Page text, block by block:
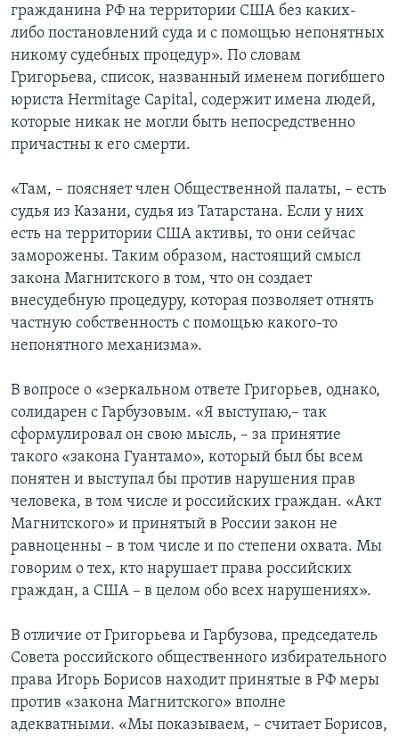
гражданина РФ на территории США без каких-
либо постановлений суда и с помощью непонятных
никому судебных процедур». По словам
Григорьева, список, названный именем погибшего
юриста Hermitage Capital, содержит имена людей,
которые никак не могли быть непосредственно
причастны к его смерти.
«Там, – поясняет член Общественной палаты, – есть
судья из Казани, судья из Татарстана. Если у них
есть на территории США активы, то они сейчас
заморожены. Таким образом, настоящий смысл
закона Магнитского в том, что он создает
внесудебную процедуру, которая позволяет отнять
частную собственность с помощью какого-то
непонятного механизма».
В вопросе о «зеркальном ответе Григорьев, однако,
солидарен с Гарбузовым. «Я выступаю,– так
сформулировал он свою мысль, – за принятие
такого «закона Гуантамо», который был бы всем
понятен и выступал бы против нарушения прав
человека, в том числе и российских граждан. «Акт
Магнитского» и принятый в России закон не
равноценны – в том числе и по степени охвата. Мы
говорим о тех, кто нарушает права российских
граждан, а США – в целом обо всех нарушениях».
В отличие от Григорьева и Гарбузова, председатель
Совета российского общественного избирательного
права Игорь Борисов находит принятые в РФ меры
против «закона Магнитского» вполне
адекватными. «Мы показываем, – считает Борисов,